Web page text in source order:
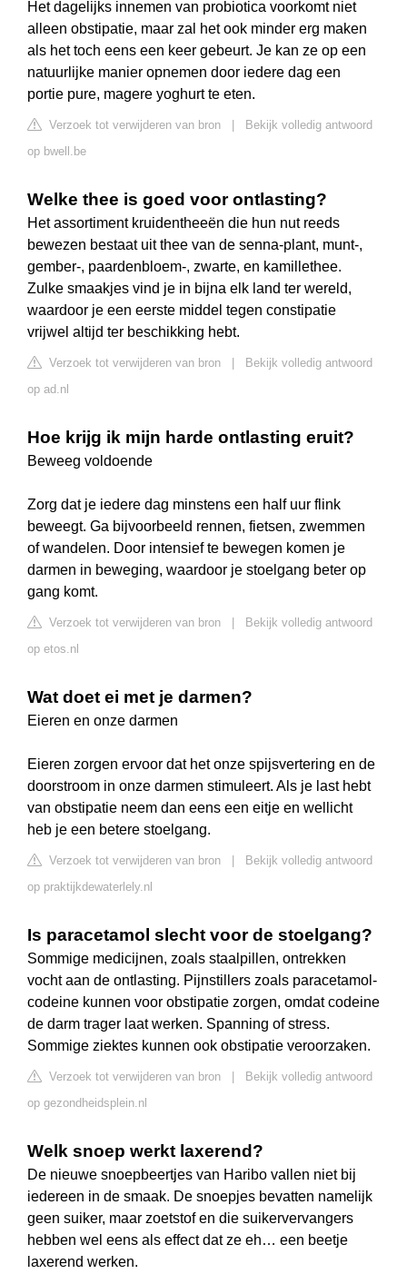
Het dagelijks innemen van probiotica voorkomt niet
alleen obstipatie, maar zal het ook minder erg maken
als het toch eens een keer gebeurt. Je kan ze op een
natuurlijke manier opnemen door iedere dag een
portie pure, magere yoghurt te eten.
Verzoek tot verwijderen van bron
Bekijk volledig antwoord
op bwell.be
Welke thee is goed voor ontlasting?
Het assortiment kruidentheeën die hun nut reeds
bewezen bestaat uit thee van de senna-plant, munt-,
gember-, paardenbloem-, zwarte, en kamillethee.
Zulke smaakjes vind je in bijna elk land ter wereld,
waardoor je een eerste middel tegen constipatie
vrijwel altijd ter beschikking hebt.
Verzoek tot verwijderen van bron
Bekijk volledig antwoord
op ad.nl
Hoe krijg ik mijn harde ontlasting eruit?
Beweeg voldoende
Zorg dat je iedere dag minstens een half uur flink
beweegt. Ga bijvoorbeeld rennen, fietsen, zwemmen
of wandelen. Door intensief te bewegen komen je
darmen in beweging, waardoor je stoelgang beter op
gang komt.
Verzoek tot verwijderen van bron
Bekijk volledig antwoord
op etos.nl
Wat doet ei met je darmen?
Eieren en onze darmen
Eieren zorgen ervoor dat het onze spijsvertering en de
doorstroom in onze darmen stimuleert. Als je last hebt
van obstipatie neem dan eens een eitje en wellicht
heb je een betere stoelgang.
Verzoek tot verwijderen van bron
Bekijk volledig antwoord
op praktijkdewaterlely.nl
Is paracetamol slecht voor de stoelgang?
Sommige medicijnen, zoals staalpillen, ontrekken
vocht aan de ontlasting. Pijnstillers zoals paracetamol-
codeine kunnen voor obstipatie zorgen, omdat codeine
de darm trager laat werken. Spanning of stress.
Sommige ziektes kunnen ook obstipatie veroorzaken.
Verzoek tot verwijderen van bron
Bekijk volledig antwoord
op gezondheidsplein.nl
Welk snoep werkt laxerend?
De nieuwe snoepbeertjes van Haribo vallen niet bij
iedereen in de smaak. De snoepjes bevatten namelijk
geen suiker, maar zoetstof en die suikervervangers
hebben wel eens als effect dat ze eh… een beetje
laxerend werken.